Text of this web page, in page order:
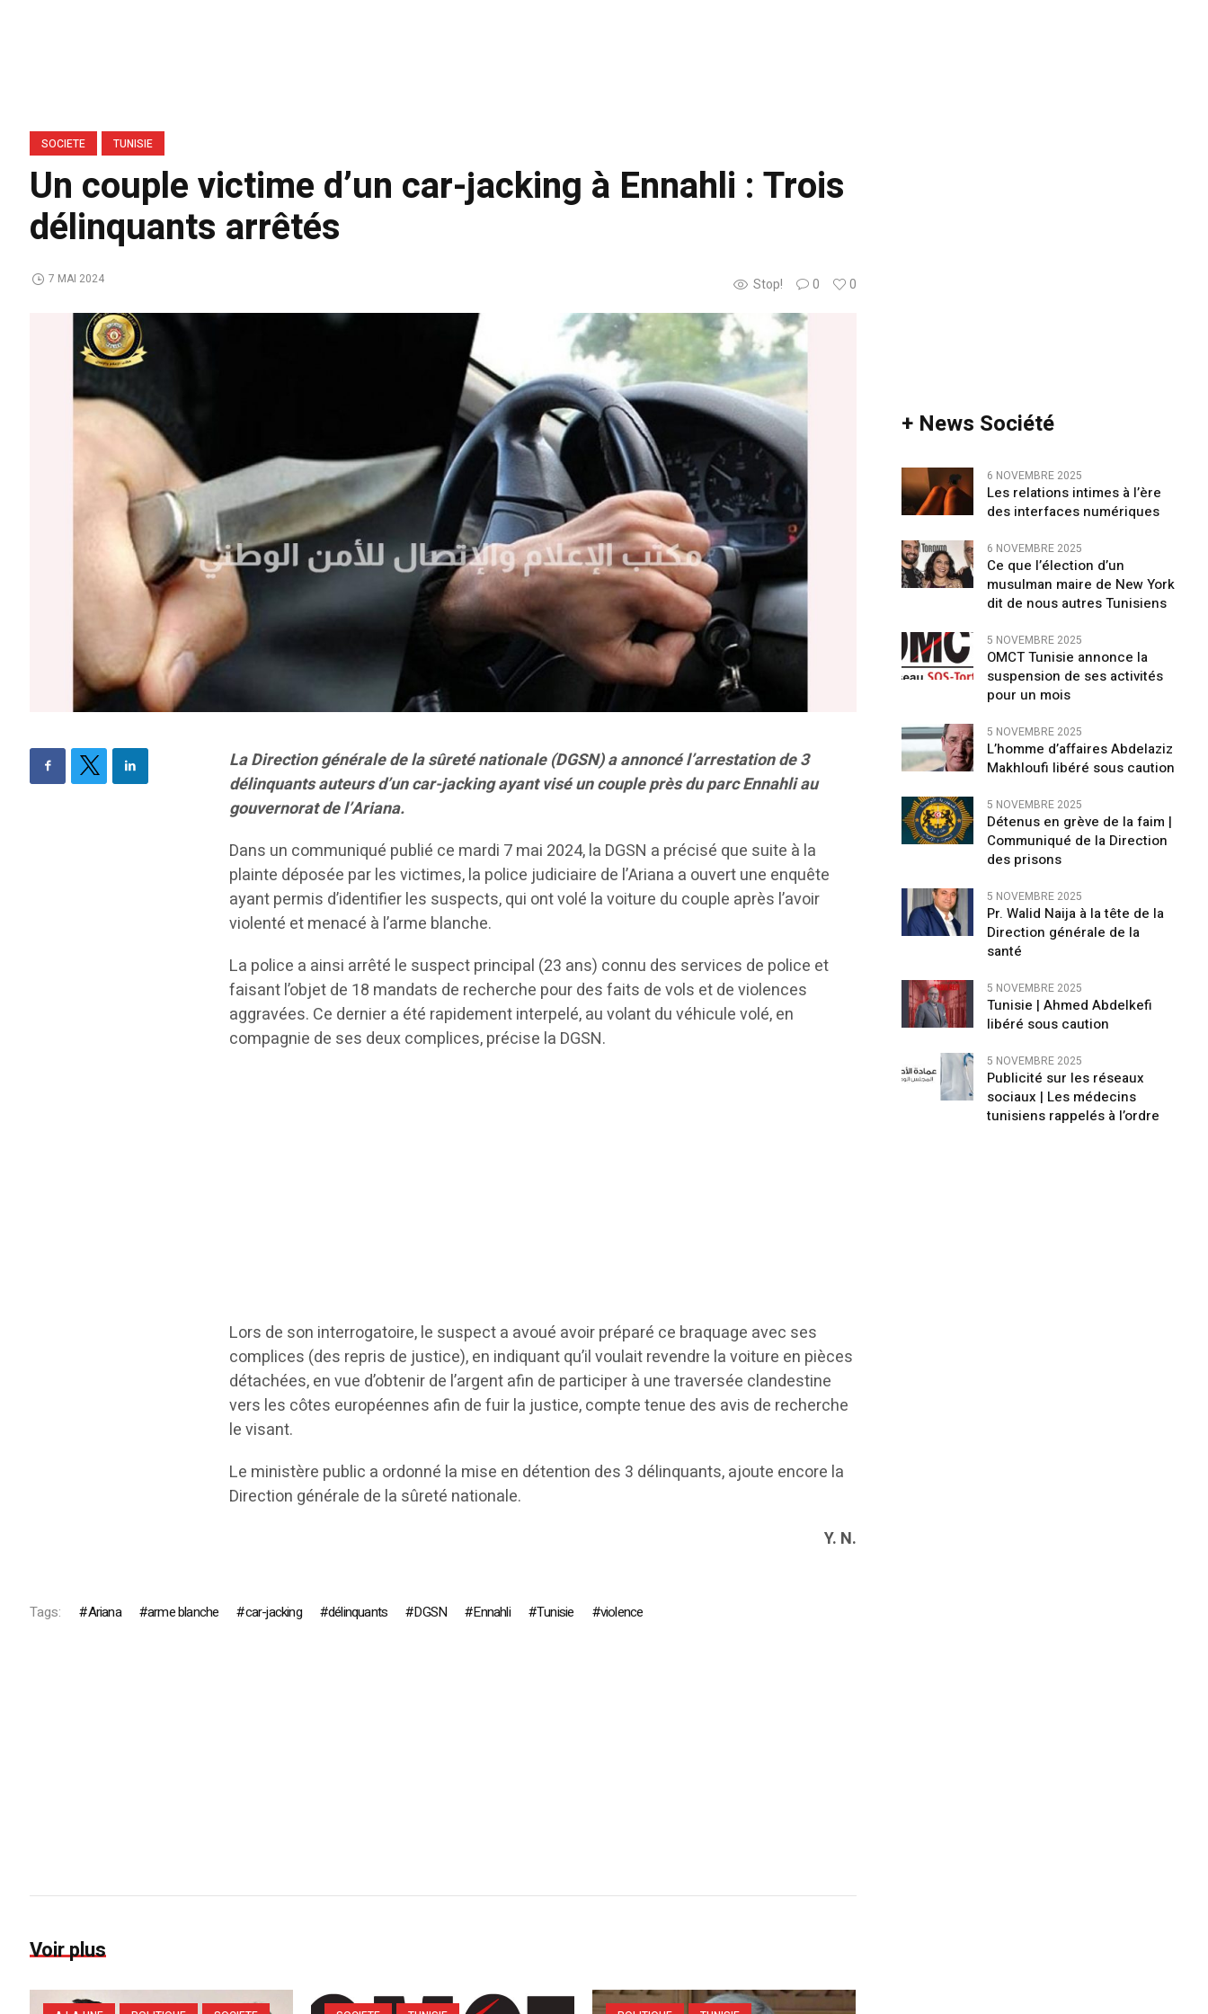
SOCIETE TUNISIE
Un couple victime d’un car-jacking à Ennahli : Trois
délinquants arrêtés
Stop! 0 0
7 MAI 2024
La Direction générale de la sûreté nationale (DGSN) a annoncé l’arrestation de 3
délinquants auteurs d’un car-jacking ayant visé un couple près du parc Ennahli au
gouvernorat de l’Ariana.
Dans un communiqué publié ce mardi 7 mai 2024, la DGSN a précisé que suite à la
plainte déposée par les victimes, la police judiciaire de l’Ariana a ouvert une enquête
ayant permis d’identifier les suspects, qui ont volé la voiture du couple après l’avoir
violenté et menacé à l’arme blanche.
La police a ainsi arrêté le suspect principal (23 ans) connu des services de police et
faisant l’objet de 18 mandats de recherche pour des faits de vols et de violences
aggravées. Ce dernier a été rapidement interpelé, au volant du véhicule volé, en
compagnie de ses deux complices, précise la DGSN.
Lors de son interrogatoire, le suspect a avoué avoir préparé ce braquage avec ses
complices (des repris de justice), en indiquant qu’il voulait revendre la voiture en pièces
détachées, en vue d’obtenir de l’argent afin de participer à une traversée clandestine
vers les côtes européennes afin de fuir la justice, compte tenue des avis de recherche
le visant.
Le ministère public a ordonné la mise en détention des 3 délinquants, ajoute encore la
Direction générale de la sûreté nationale.
Y. N.
Tags: Ariana arme blanche car-jacking délinquants DGSN Ennahli Tunisie violence
Voir plus
+ News Société
6 NOVEMBRE 2025
Les relations intimes à l’ère
des interfaces numériques
6 NOVEMBRE 2025
Ce que l’élection d’un
musulman maire de New York
dit de nous autres Tunisiens
5 NOVEMBRE 2025
OMCT Tunisie annonce la
suspension de ses activités
pour un mois
5 NOVEMBRE 2025
L’homme d’affaires Abdelaziz
Makhloufi libéré sous caution
5 NOVEMBRE 2025
Détenus en grève de la faim |
Communiqué de la Direction
des prisons
5 NOVEMBRE 2025
Pr. Walid Naija à la tête de la
Direction générale de la
santé
5 NOVEMBRE 2025
Tunisie | Ahmed Abdelkefi
libéré sous caution
5 NOVEMBRE 2025
Publicité sur les réseaux
sociaux | Les médecins
tunisiens rappelés à l’ordre